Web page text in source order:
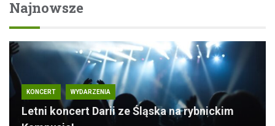
Najnowsze
KONCERT WYDARZENIA
Letni koncert Darii ze Śląska na rybnickim